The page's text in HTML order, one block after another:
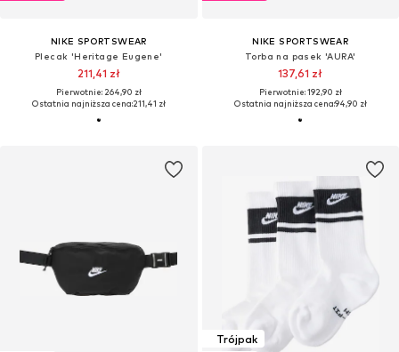
NIKE SPORTSWEAR
Plecak 'Heritage Eugene'
211,41 zł
Pierwotnie: 264,90 zł
Ostatnia najniższa cena:211,41 zł
NIKE SPORTSWEAR
Torba na pasek 'AURA'
137,61 zł
Pierwotnie: 192,90 zł
Ostatnia najniższa cena:94,90 zł
Trójpak